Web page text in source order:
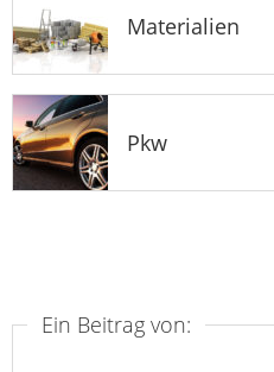
Materialien
Pkw
Ein Beitrag von: